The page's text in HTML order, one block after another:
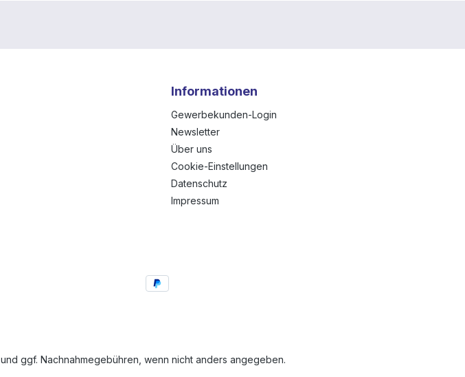
Informationen
Gewerbekunden-Login
Newsletter
Über uns
Cookie-Einstellungen
Datenschutz
Impressum
und ggf. Nachnahmegebühren, wenn nicht anders angegeben.